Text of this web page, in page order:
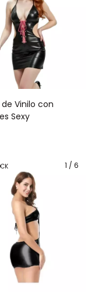
Vinilo con
Sexy
1 / 6